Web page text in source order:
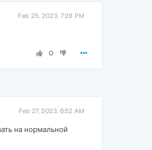
Feb 25, 2023, 7:28 PM
0
Feb 27, 2023, 6:52 AM
на нормальной